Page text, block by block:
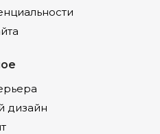
дизайн